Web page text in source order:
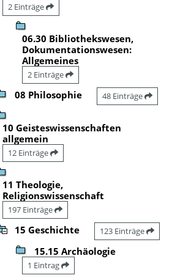
2 Einträge
06.30 Bibliothekswesen,
Dokumentationswesen:
Allgemeines
2 Einträge
08 Philosophie 48 Einträge
10 Geisteswissenschaften
allgemein
12 Einträge
11 Theologie,
Religionswissenschaft
197 Einträge
15 Geschichte 123 Einträge
15.15 Archäologie
1 Eintrag